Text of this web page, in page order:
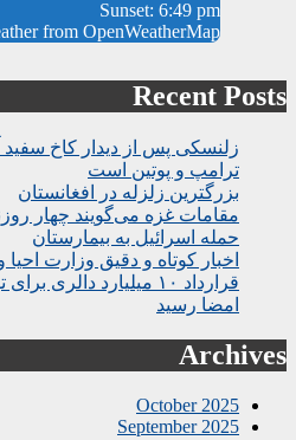
Sunset: 6:49 pm
from OpenWeatherMap
Recent Posts
زلنسکی پس از دیدار کاخ سفید
ترامپ و پوتین است
بزرگترین زلزله در افغانستان
حمله اسرائیل به بیمارستان
اخبار کوتاه و دقیق وزارت
امضا رسید
Archives
October 2025
September 2025